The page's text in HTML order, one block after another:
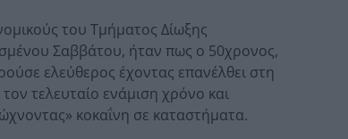
του Τμήματος Δίωξης
Σαββάτου, ήταν πως ο 50χρονος,
ελεύθερος έχοντας επανέλθει στη
τελευταίο ενάμιση χρόνο και
κοκαΐνη σε καταστήματα.